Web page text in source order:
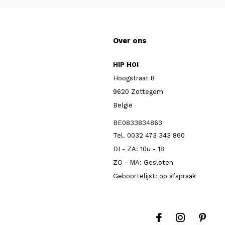
Over ons
HIP HOI
Hoogstraat 8
9620 Zottegem
België
BE0833834863
Tel. 0032 473 343 860
DI - ZA: 10u - 18
ZO - MA: Gesloten
Geboortelijst: op afspraak